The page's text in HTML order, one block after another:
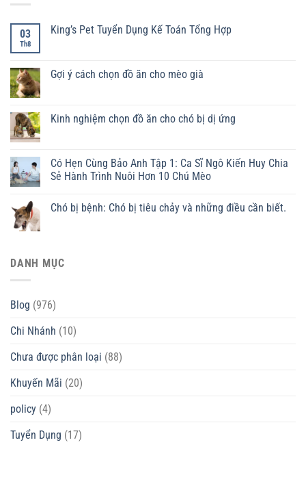
03
Th8
King’s Pet Tuyển Dụng Kế Toán Tổng Hợp
Gợi ý cách chọn đồ ăn cho mèo già
Kinh nghiệm chọn đồ ăn cho chó bị dị ứng
Có Hẹn Cùng Bảo Anh Tập 1: Ca Sĩ Ngô Kiến Huy Chia
Sẻ Hành Trình Nuôi Hơn 10 Chú Mèo
Chó bị bệnh: Chó bị tiêu chảy và những điều cần biết.
DANH MỤC
Blog (976)
Chi Nhánh (10)
Chưa được phân loại (88)
Khuyến Mãi (20)
policy (4)
Tuyển Dụng (17)